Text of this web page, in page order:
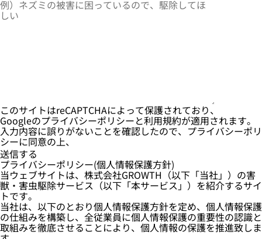
このサイトはreCAPTCHAによって保護されており、
Googleのプライバシーポリシーと利用規約が適用されます。
入力内容に誤りがないことを確認したので、プライバシーポリ
シーに同意の上、
Alternative:
プライバシーポリシー(個人情報保護方針)
当ウェブサイトは、株式会社GROWTH（以下「当社」）の害
獣・害虫駆除サービス（以下「本サービス」）を紹介するサイ
トです。
当社は、以下のとおり個人情報保護方針を定め、個人情報保護
の仕組みを構築し、全従業員に個人情報保護の重要性の認識と
取組みを徹底させることにより、個人情報の保護を推進致しま